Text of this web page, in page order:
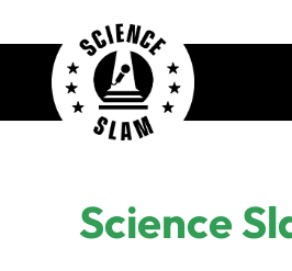
Zum
Inhalt
springen
Science